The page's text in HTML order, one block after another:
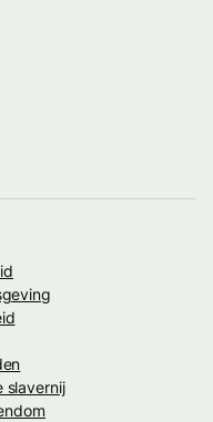
slavernij